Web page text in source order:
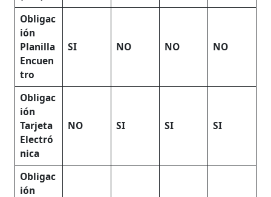
Obligac
ión
Planilla
Encuen
tro
SI NO NO NO
Obligac
ión
Tarjeta
Electró
nica
NO SI SI SI
Obligac
ión